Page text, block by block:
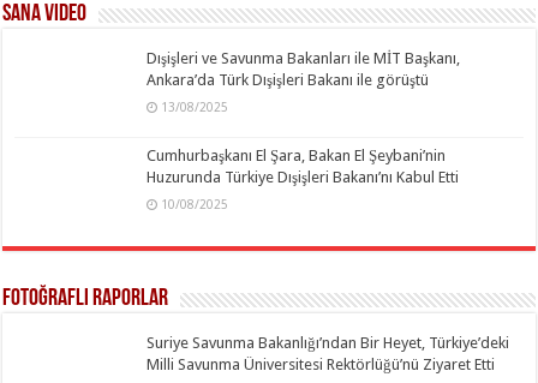
SANA Video
Dışişleri ve Savunma Bakanları ile MİT Başkanı,
Ankara’da Türk Dışişleri Bakanı ile görüştü
13/08/2025
Cumhurbaşkanı El Şara, Bakan El Şeybani’nin
Huzurunda Türkiye Dışişleri Bakanı’nı Kabul Etti
10/08/2025
Fotoğraflı Raporlar
Suriye Savunma Bakanlığı’ndan Bir Heyet, Türkiye’deki
Milli Savunma Üniversitesi Rektörlüğü’nü Ziyaret Etti